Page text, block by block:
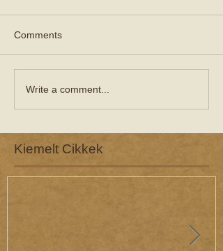
Comments
Write a comment...
Kiemelt Cikkek